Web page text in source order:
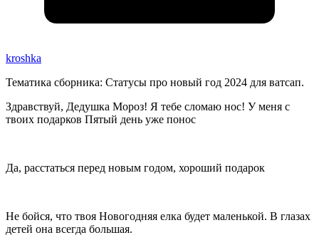
kroshka
Тематика сборника: Статусы про новый год 2024 для ватсап.
Здравствуй, Дедушка Мороз! Я тебе сломаю нос! У меня с
твоих подарков Пятый день уже понос
Да, расстаться перед новым годом, хороший подарок
Не бойся, что твоя Новогодняя елка будет маленькой. В глазах
детей она всегда большая.